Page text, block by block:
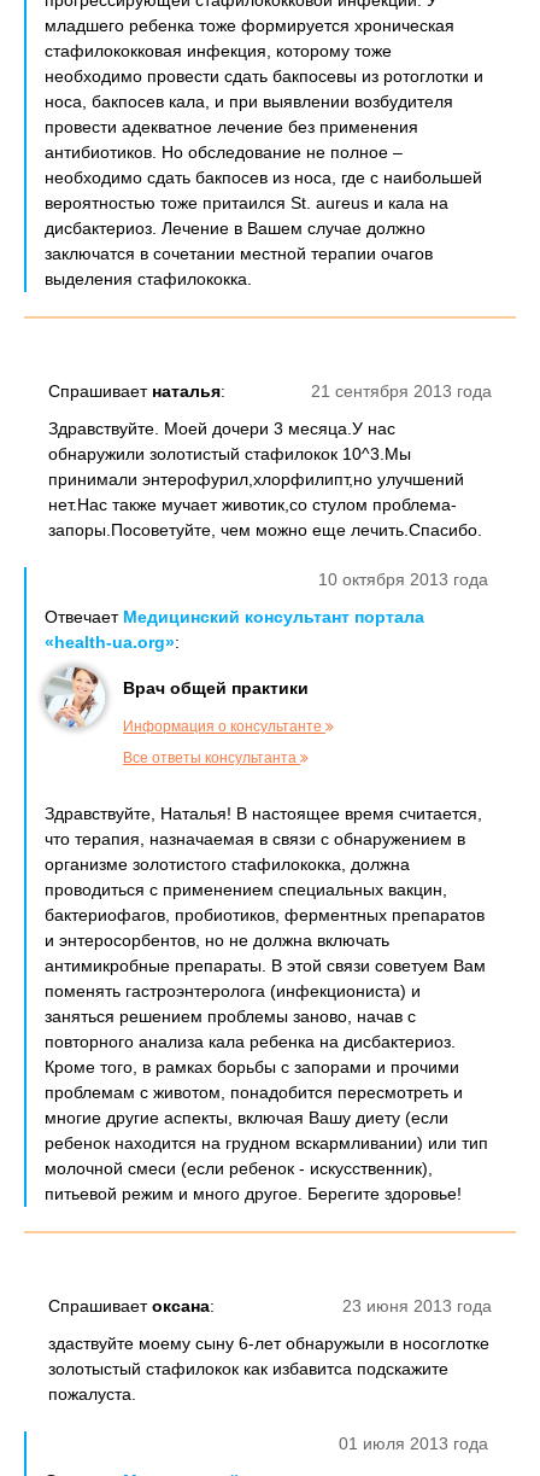
младшего ребенка тоже формируется хроническая
стафилококковая инфекция, которому тоже
необходимо провести сдать бакпосевы из ротоглотки и
носа, бакпосев кала, и при выявлении возбудителя
провести адекватное лечение без применения
антибиотиков. Но обследование не полное –
необходимо сдать бакпосев из носа, где с наибольшей
вероятностью тоже притаился St. aureus и кала на
дисбактериоз. Лечение в Вашем случае должно
заключатся в сочетании местной терапии очагов
выделения стафилококка.
21 сентября 2013 года
Спрашивает наталья:
Здравствуйте. Моей дочери 3 месяца.У нас
обнаружили золотистый стафилокок 10^3.Мы
принимали энтерофурил,хлорфилипт,но улучшений
нет.Нас также мучает животик,со стулом проблема-
запоры.Посоветуйте, чем можно еще лечить.Спасибо.
10 октября 2013 года
Отвечает Медицинский консультант портала
«health-ua.org»:
Врач общей практики
Информация о консультанте
Все ответы консультанта
Здравствуйте, Наталья! В настоящее время считается,
что терапия, назначаемая в связи с обнаружением в
организме золотистого стафилококка, должна
проводиться с применением специальных вакцин,
бактериофагов, пробиотиков, ферментных препаратов
и энтеросорбентов, но не должна включать
антимикробные препараты. В этой связи советуем Вам
поменять гастроэнтеролога (инфекциониста) и
заняться решением проблемы заново, начав с
повторного анализа кала ребенка на дисбактериоз.
Кроме того, в рамках борьбы с запорами и прочими
проблемам с животом, понадобится пересмотреть и
многие другие аспекты, включая Вашу диету (если
ребенок находится на грудном вскармливании) или тип
молочной смеси (если ребенок - искусственник),
питьевой режим и много другое. Берегите здоровье!
23 июня 2013 года
Спрашиваетоксана:
здаствуйте моему сыну 6-лет обнаружыли в носоглотке
золотыстый стафилокок как избавитса подскажите
пожалуста.
01 июля 2013 года